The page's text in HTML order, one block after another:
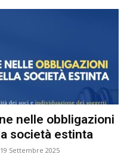
nelle obbligazioni
società estinta
Settembre 2025
a scopo commerciale e di
informativa